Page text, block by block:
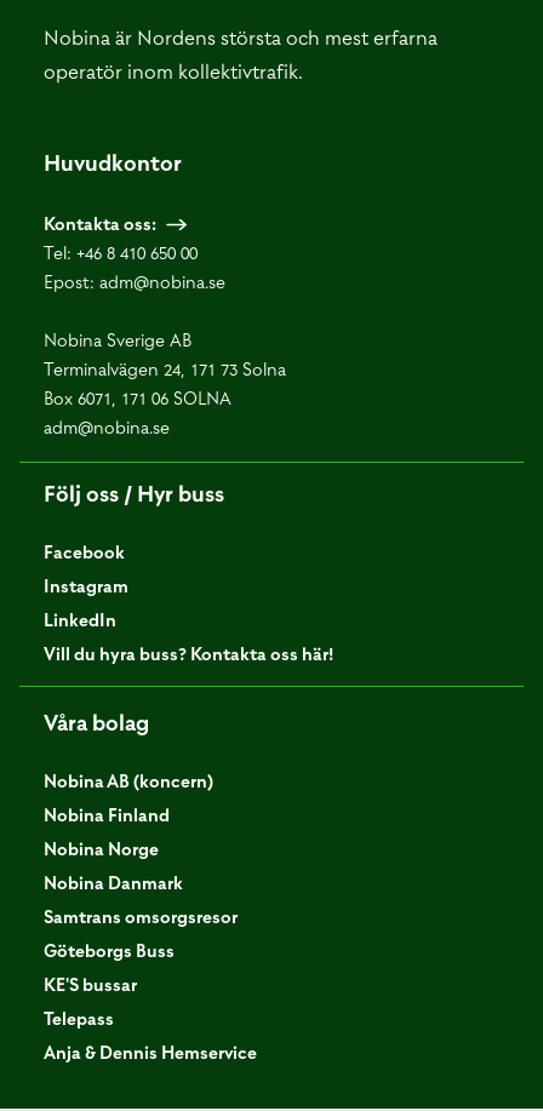
Nobina är Nordens största och mest erfarna
operatör inom kollektivtrafik.
Huvudkontor
Kontakta oss:
Tel: +46 8 410 650 00
Epost: adm@nobina.se
Nobina Sverige AB
Terminalvägen 24, 171 73 Solna
Box 6071, 171 06 SOLNA
adm@nobina.se
Följ oss / Hyr buss
Facebook
Instagram
LinkedIn
Vill du hyra buss? Kontakta oss här!
Våra bolag
Nobina AB (koncern)
Nobina Finland
Nobina Norge
Nobina Danmark
Samtrans omsorgsresor
Göteborgs Buss
KE'S bussar
Telepass
Anja & Dennis Hemservice